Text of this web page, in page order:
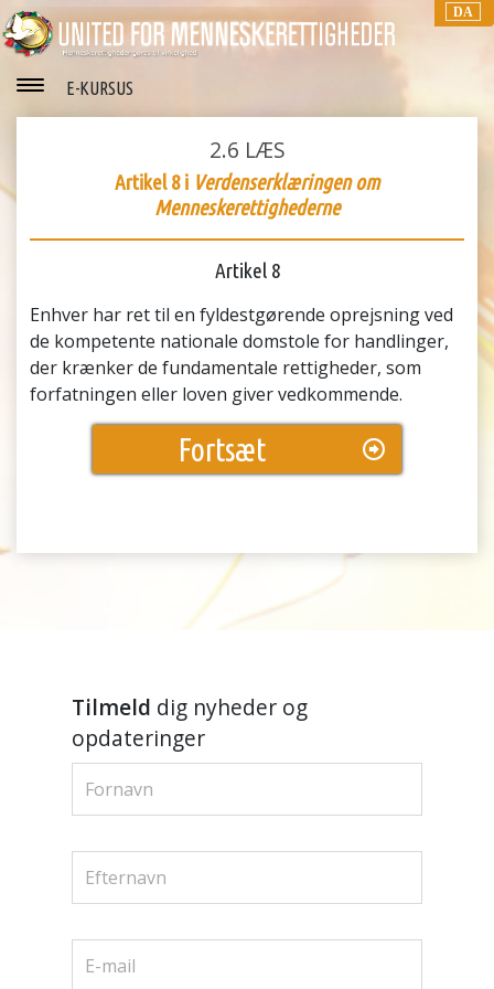
DA
E-KURSUS
2.6 LÆS
Artikel 8 i Verdenserklæringen om
Menneskerettighederne
Artikel 8
Enhver har ret til en fyldestgørende oprejsning ved
de kompetente nationale domstole for handlinger,
der krænker de fundamentale rettigheder, som
forfatningen eller loven giver vedkommende.
Fortsæt
Tilmeld dig nyheder og
opdateringer